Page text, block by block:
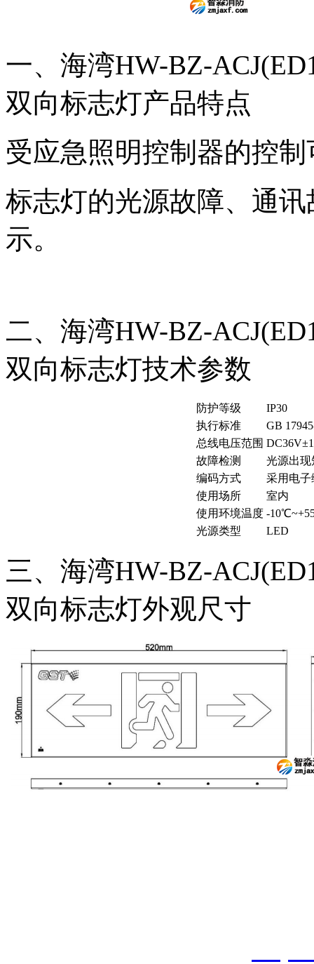
一、海湾HW-BZ-
双向标志灯产品特点
受应急照明控制器的控
标志灯的光源故障、通
示。
二、海湾HW-BZ-
双向标志灯技术参数
防护等级
IP30
执行标准
GB
总线电压范围
故障检测
光源出现
编码方式
采用电子
使用场所
室内
使用环境温度 -
光源类型
LED
三、海湾HW-BZ-
双向标志灯外观尺寸